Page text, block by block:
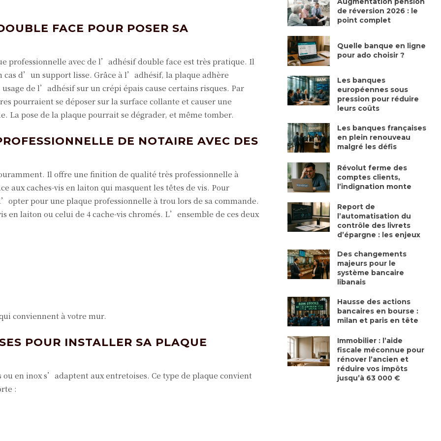
FACE POUR POSER SA
avec de l’adhésif double face est très pratique. Il
d’un support lisse. Grâce à l’adhésif, la plaque adhère
de l’adhésif sur un crépi épais cause certains risques. Par
pourraient se déposer sur la surface collante et causer une
La pose de la plaque pourrait se dégrader, et même tomber.
DE NOTAIRE AVEC DES
Il offre une finition de qualité très professionnelle à
aux caches-vis en laiton qui masquent les têtes de vis. Pour
pour une plaque professionnelle à trou lors de sa commande.
en laiton ou celui de 4 cache-vis chromés. L’ensemble de ces deux
conviennent à votre mur.
POUR INSTALLER SA PLAQUE
en inox s’adaptent aux entretoises. Ce type de plaque convient
:
de réversion 2026 : le
point complet
Quelle banque en ligne
pour ado choisir ?
Les banques
européennes sous
pression pour réduire
leurs coûts
Les banques françaises
en plein renouveau
malgré les défis
Révolut ferme des
comptes clients,
l’indignation monte
Report de
l’automatisation du
contrôle des livrets
d’épargne : les enjeux
Des changements
majeurs pour le
système bancaire
libanais
Hausse des actions
bancaires en bourse :
milan et paris en tête
Immobilier : l’aide
fiscale méconnue pour
rénover l’ancien et
réduire vos impôts
jusqu’à 63 000 €